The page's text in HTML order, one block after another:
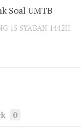
Soal UMTB
15 SYA'BAN 1442H
0